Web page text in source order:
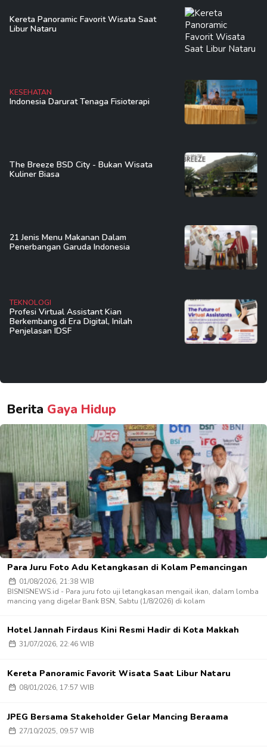
Kereta Panoramic Favorit Wisata Saat
Libur Nataru
KESEHATAN
Indonesia Darurat Tenaga Fisioterapi
The Breeze BSD City - Bukan Wisata
Kuliner Biasa
21 Jenis Menu Makanan Dalam
Penerbangan Garuda Indonesia
TEKNOLOGI
Profesi Virtual Assistant Kian
Berkembang di Era Digital, Inilah
Penjelasan IDSF
Berita Gaya Hidup
Para Juru Foto Adu Ketangkasan di Kolam Pemancingan
01/08/2026, 21:38 WIB
BISNISNEWS.id - Para juru foto uji letangkasan mengail ikan, dalam lomba
mancing yang digelar Bank BSN, Sabtu (1/8/2026) di kolam
Hotel Jannah Firdaus Kini Resmi Hadir di Kota Makkah
31/07/2026, 22:46 WIB
Kereta Panoramic Favorit Wisata Saat Libur Nataru
08/01/2026, 17:57 WIB
JPEG Bersama Stakeholder Gelar Mancing Beraama
27/10/2025, 09:57 WIB